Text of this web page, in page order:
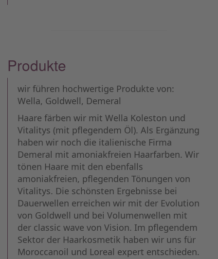
Produkte
wir führen hochwertige Produkte von:
Wella, Goldwell, Demeral
Haare färben wir mit Wella Koleston und
Vitalitys (mit pflegendem Öl). Als Ergänzung
haben wir noch die italienische Firma
Demeral mit amoniakfreien Haarfarben. Wir
tönen Haare mit den ebenfalls
amoniakfreien, pflegenden Tönungen von
Vitalitys. Die schönsten Ergebnisse bei
Dauerwellen erreichen wir mit der Evolution
von Goldwell und bei Volumenwellen mit
der classic wave von Vision. Im pflegendem
Sektor der Haarkosmetik haben wir uns für
Moroccanoil und Loreal expert entschieden.